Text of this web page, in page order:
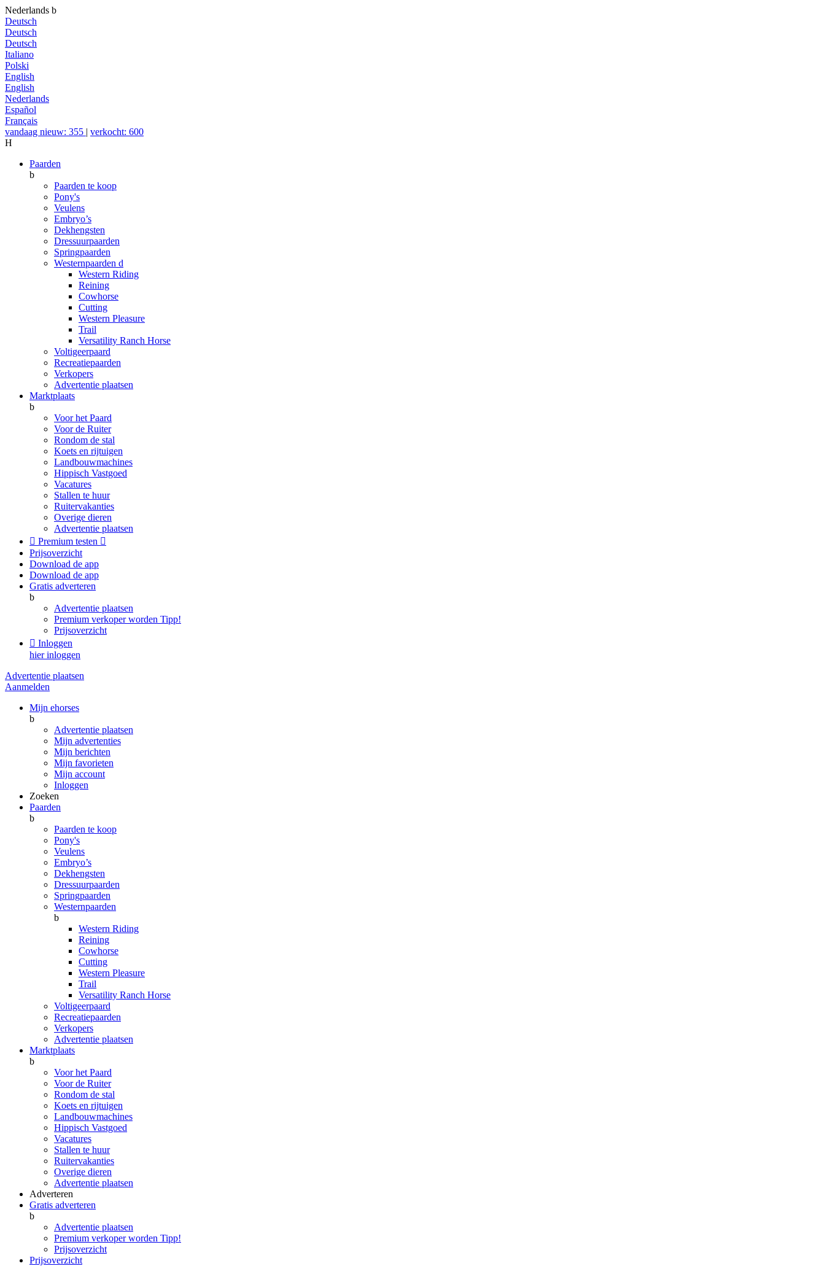
Nederlands b
Deutsch
Deutsch
Deutsch
Italiano
Polski
English
English
Nederlands
Español
Français
vandaag nieuw: 355 | verkocht: 600
H
Paarden
b
Paarden te koop
Pony's
Veulens
Embryo’s
Dekhengsten
Dressuurpaarden
Springpaarden
Westernpaarden d
Western Riding
Reining
Cowhorse
Cutting
Western Pleasure
Trail
Versatility Ranch Horse
Voltigeerpaard
Recreatiepaarden
Verkopers
Advertentie plaatsen
Marktplaats
b
Voor het Paard
Voor de Ruiter
Rondom de stal
Koets en rijtuigen
Landbouwmachines
Hippisch Vastgoed
Vacatures
Stallen te huur
Ruitervakanties
Overige dieren
Advertentie plaatsen
 Premium testen 
Prijsoverzicht
Download de app
Download de app
Gratis adverteren
b
Advertentie plaatsen
Premium verkoper worden Tipp!
Prijsoverzicht
 Inloggen
hier inloggen
Advertentie plaatsen
Aanmelden
Mijn ehorses
b
Advertentie plaatsen
Mijn advertenties
Mijn berichten
Mijn favorieten
Mijn account
Inloggen
Zoeken
Paarden
b
Paarden te koop
Pony's
Veulens
Embryo’s
Dekhengsten
Dressuurpaarden
Springpaarden
Westernpaarden
b
Western Riding
Reining
Cowhorse
Cutting
Western Pleasure
Trail
Versatility Ranch Horse
Voltigeerpaard
Recreatiepaarden
Verkopers
Advertentie plaatsen
Marktplaats
b
Voor het Paard
Voor de Ruiter
Rondom de stal
Koets en rijtuigen
Landbouwmachines
Hippisch Vastgoed
Vacatures
Stallen te huur
Ruitervakanties
Overige dieren
Advertentie plaatsen
Adverteren
Gratis adverteren
b
Advertentie plaatsen
Premium verkoper worden Tipp!
Prijsoverzicht
Prijsoverzicht